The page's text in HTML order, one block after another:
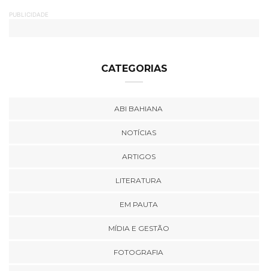
PUBLICIDADE
CATEGORIAS
ABI BAHIANA
NOTÍCIAS
ARTIGOS
LITERATURA
EM PAUTA
MÍDIA E GESTÃO
FOTOGRAFIA